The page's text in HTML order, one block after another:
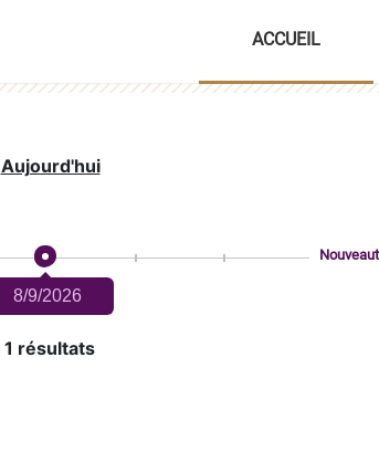
ACCUEIL
Aujourd'hui
8/9/2026
1 résultats